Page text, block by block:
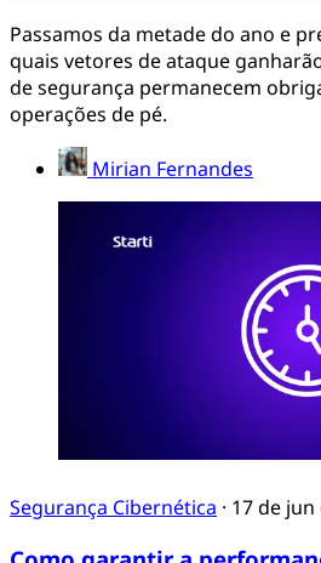
Passamos da metade do ano e
quais vetores de ataque
de segurança permanecem
operações de pé.
Mirian Fernandes
Segurança Cibernética · 17 de jun